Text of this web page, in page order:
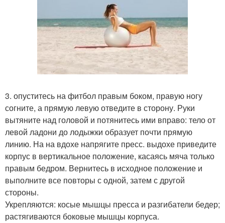
3. опуститесь на фитбол правым боком, правую ногу
согните, а прямую левую отведите в сторону. Руки
вытяните над головой и потянитесь ими вправо: тело от
левой ладони до лодыжки образует почти прямую
линию. На на вдохе напрягите пресс. выдохе приведите
корпус в вертикальное положение, касаясь мяча только
правым бедром. Вернитесь в исходное положение и
выполните все повторы с одной, затем с другой
стороны.
Укрепляются: косые мышцы пресса и разгибатели бедер;
растягиваются боковые мышцы корпуса.